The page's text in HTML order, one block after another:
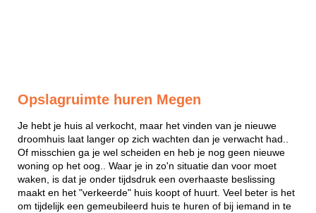
Opslagruimte huren Megen
Je hebt je huis al verkocht, maar het vinden van je nieuwe
droomhuis laat langer op zich wachten dan je verwacht had..
Of misschien ga je wel scheiden en heb je nog geen nieuwe
woning op het oog.. Waar je in zo'n situatie dan voor moet
waken, is dat je onder tijdsdruk een overhaaste beslissing
maakt en het "verkeerde" huis koopt of huurt. Veel beter is het
om tijdelijk een gemeubileerd huis te huren of bij iemand in te